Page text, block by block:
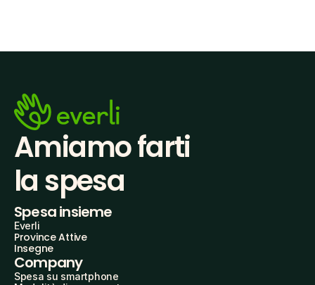
Amiamo farti
la spesa
Spesa insieme
Everli
Province Attive
Insegne
Company
Spesa su smartphone